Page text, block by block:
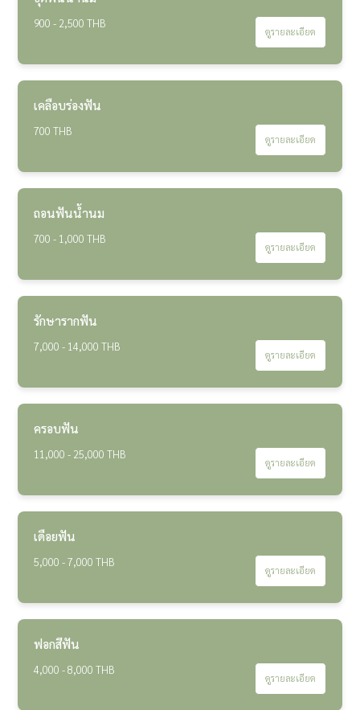
900 - 2,500 THB
ดูรายละเอียด
เคลือบร่องฟัน
700 THB
ดูรายละเอียด
ถอนฟันน้ำนม
700 - 1,000 THB
ดูรายละเอียด
รักษารากฟัน
7,000 - 14,000 THB
ดูรายละเอียด
ครอบฟัน
11,000 - 25,000 THB
ดูรายละเอียด
เดือยฟัน
5,000 - 7,000 THB
ดูรายละเอียด
ฟอกสีฟัน
4,000 - 8,000 THB
ดูรายละเอียด